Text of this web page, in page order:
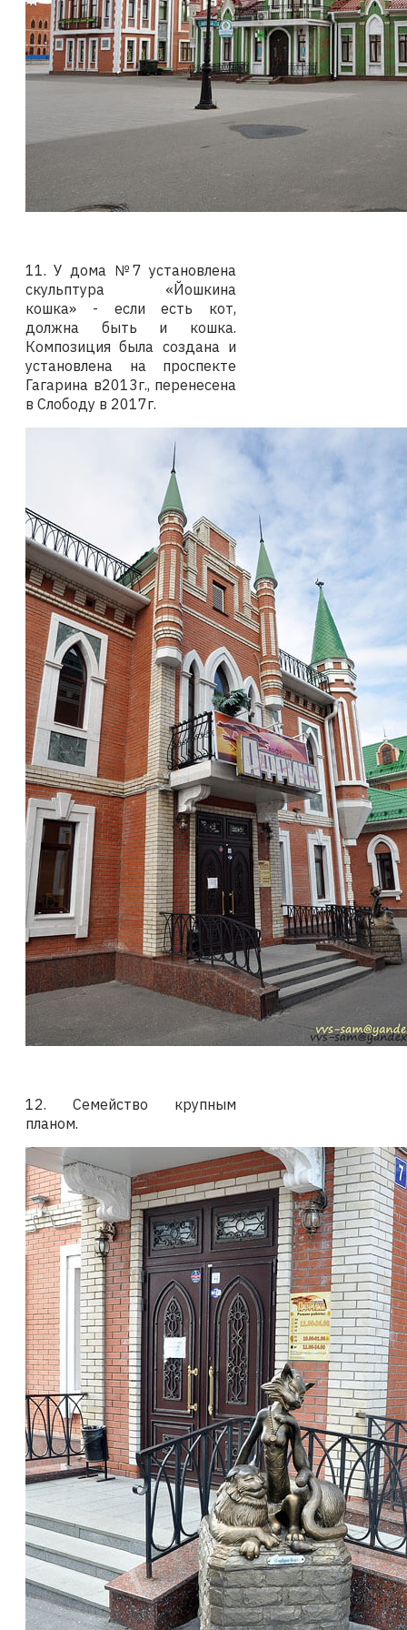
11. У дома №7 установлена
скульптура «Йошкина
кошка» - если есть кот,
должна быть и кошка.
Композиция была создана и
установлена на проспекте
Гагарина в2013г., перенесена
в Слободу в 2017г.
12. Семейство крупным
планом.